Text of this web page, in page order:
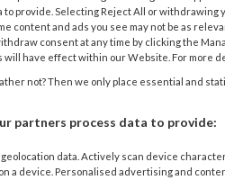
neuroom’ helpt
to provide. Selecting Reject All or
content and ads you see may not be as
consent at any time by clicking the
will have effect within our Website. For more
not? Then we only place essential and
partners process data to provide:
data. Actively scan device
a device. Personalised advertising and